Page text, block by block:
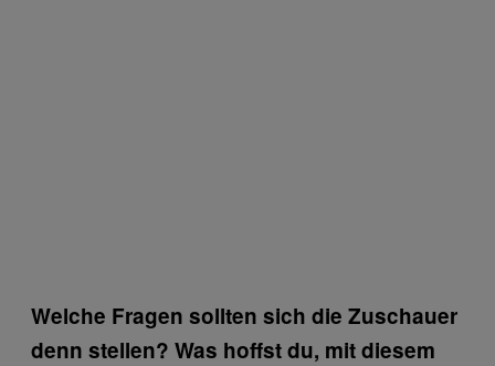
Welche Fragen sollten sich die Zuschauer
denn stellen? Was hoffst du, mit diesem